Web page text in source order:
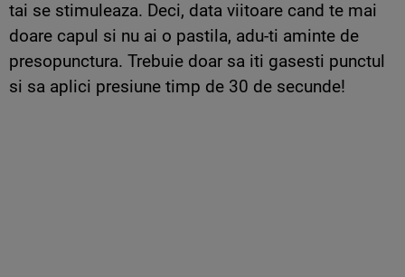
tai se stimuleaza. Deci, data viitoare cand te mai
doare capul si nu ai o pastila, adu-ti aminte de
presopunctura. Trebuie doar sa iti gasesti punctul
si sa aplici presiune timp de 30 de secunde!